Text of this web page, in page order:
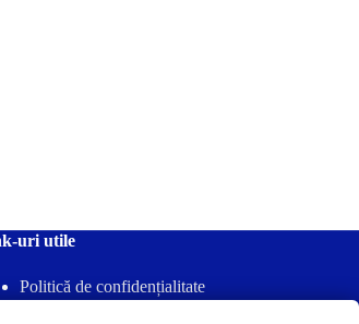
uri utile
Politică de confidențialitate
Termeni & Condiții